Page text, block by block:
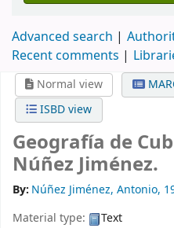
Advanced search
Recent comments
Normal view
ISBD view
Geografía de
Núñez Jiménez.
By: Núñez Jiménez, Antonio,
Material type:
Text